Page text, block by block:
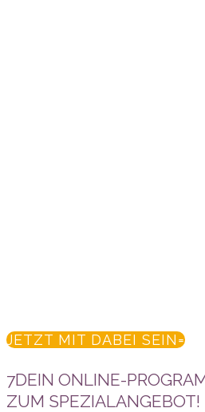
JETZT MIT DABEI SEIN
7DEIN ONLINE-
ZUM SPEZIALANGEBOT!